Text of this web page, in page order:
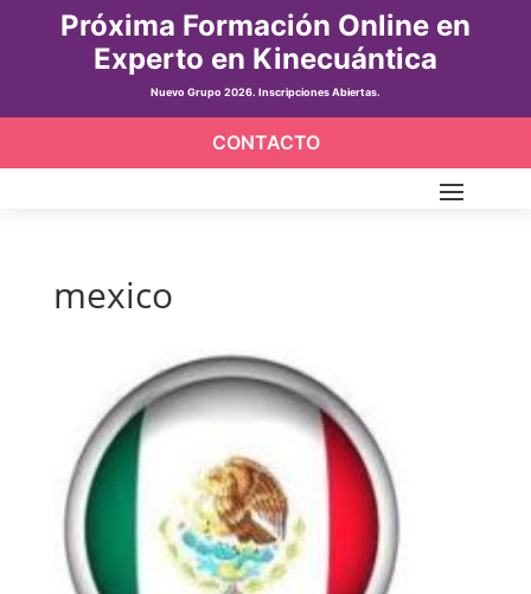
Próxima Formación Online en
Experto en Kinecuántica
Nuevo Grupo 2026. Inscripciones Abiertas.
CONTACTO
mexico